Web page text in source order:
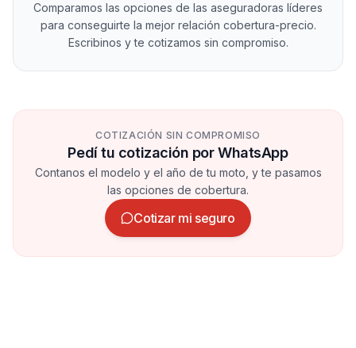
Comparamos las opciones de las aseguradoras líderes
para conseguirte la mejor relación cobertura-precio.
Escribinos y te cotizamos sin compromiso.
COTIZACIÓN SIN COMPROMISO
Pedí tu cotización por WhatsApp
Contanos el modelo y el año de tu moto, y te pasamos
las opciones de cobertura.
Cotizar mi seguro